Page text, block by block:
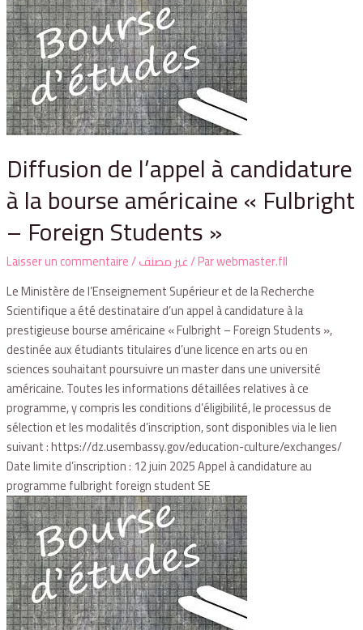
Diffusion de l’appel à candidature
à la bourse américaine « Fulbright
– Foreign Students »
Laisser un commentaire/غير مصنف/ Parwebmaster.fll
Le Ministère de l’Enseignement Supérieur et de la Recherche
Scientifique a été destinataire d’un appel à candidature à la
prestigieuse bourse américaine « Fulbright – Foreign Students »,
destinée aux étudiants titulaires d’une licence en arts ou en
sciences souhaitant poursuivre un master dans une université
américaine. Toutes les informations détaillées relatives à ce
programme, y compris les conditions d’éligibilité, le processus de
sélection et les modalités d’inscription, sont disponibles via le lien
suivant : https://dz.usembassy.gov/education-culture/exchanges/
Date limite d’inscription : 12 juin 2025 Appel à candidature au
programme fulbright foreign student SE